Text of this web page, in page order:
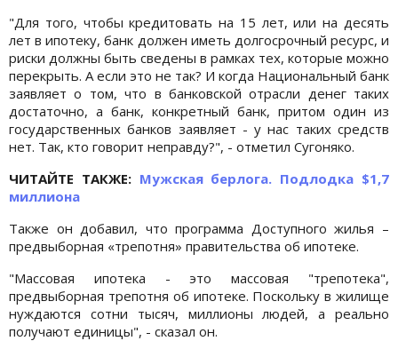
"Для того, чтобы кредитовать на 15 лет, или на десять
лет в ипотеку, банк должен иметь долгосрочный ресурс, и
риски должны быть сведены в рамках тех, которые можно
перекрыть. А если это не так? И когда Национальный банк
заявляет о том, что в банковской отрасли денег таких
достаточно, а банк, конкретный банк, притом один из
государственных банков заявляет - у нас таких средств
нет. Так, кто говорит неправду?", - отметил Сугоняко.
ЧИТАЙТЕ ТАКЖЕ: Мужская берлога. Подлодка $1,7
миллиона
Также он добавил, что программа Доступного жилья –
предвыборная «трепотня» правительства об ипотеке.
"Массовая ипотека - это массовая "трепотека",
предвыборная трепотня об ипотеке. Поскольку в жилище
нуждаются сотни тысяч, миллионы людей, а реально
получают единицы", - сказал он.